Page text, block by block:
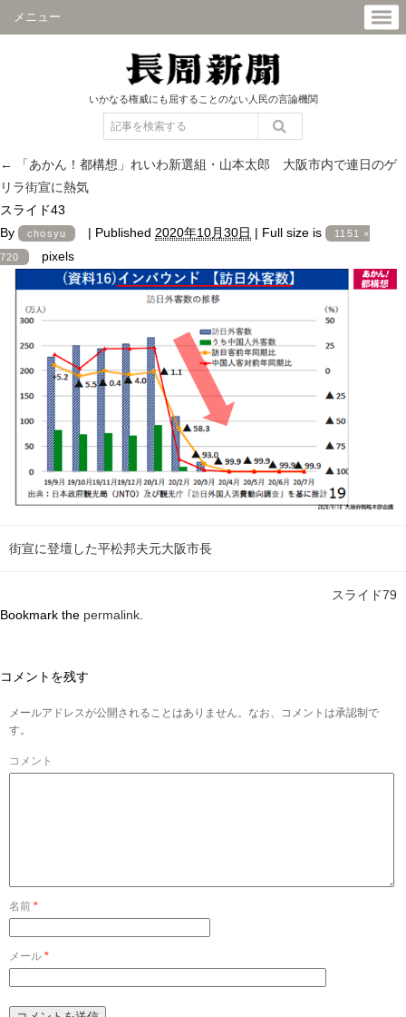
メニュー
いかなる権威にも屈することのない人民の言論機関
←
「あかん！都構想」れいわ新選組・山本太郎 大阪市内で連日のゲ
リラ街宣に熱気
スライド43
By
chosyu | Published 2020年10月30日 | Full size is 1151 ×
720 pixels
街宣に登壇した平松邦夫元大阪市長
スライド79
Bookmark the permalink.
コメントを残す
メールアドレスが公開されることはありません。なお、コメントは承認制で
す。
コメント
名前 *
メール *